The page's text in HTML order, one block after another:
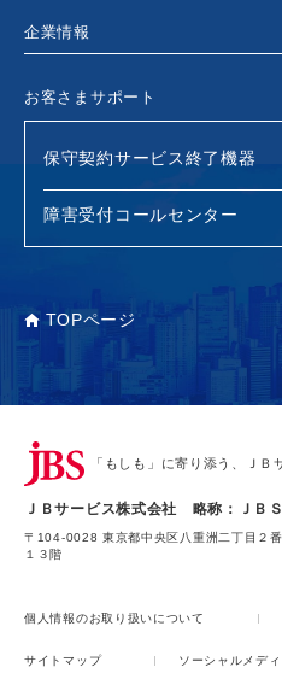
企業情報
お客さまサポート
保守契約サービス終了機器
障害受付コールセンター
TOPページ
「もしも」に寄り添う、ＪＢ
ＪＢサービス株式会社 略称：ＪＢＳ
〒104-0028 東京都中央区八重洲二丁目２
１３階
個人情報のお取り扱いについて
サイトマップ ソーシャルメデ